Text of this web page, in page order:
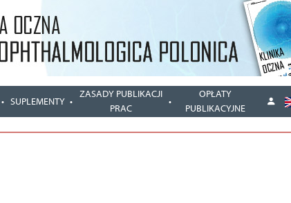
SUPLEMENTY
ZASADY PUBLIKACJI
PRAC
OPŁATY
PUBLIKACYJNE